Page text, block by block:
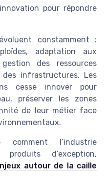
pour répondre
constamment :
adaptation aux
des ressources
infrastructures. Les
cesse innover pour
préserver les zones
de leur métier face
comment l’industrie
d’exception,
autour de la caille